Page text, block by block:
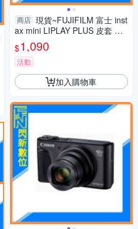
商店 現貨~FUJIFILM 富士 inst
ax mini LIPLAY PLUS 皮套 防
護包(LIPLAY+,公司貨)
$1,090
活動
加入購物車